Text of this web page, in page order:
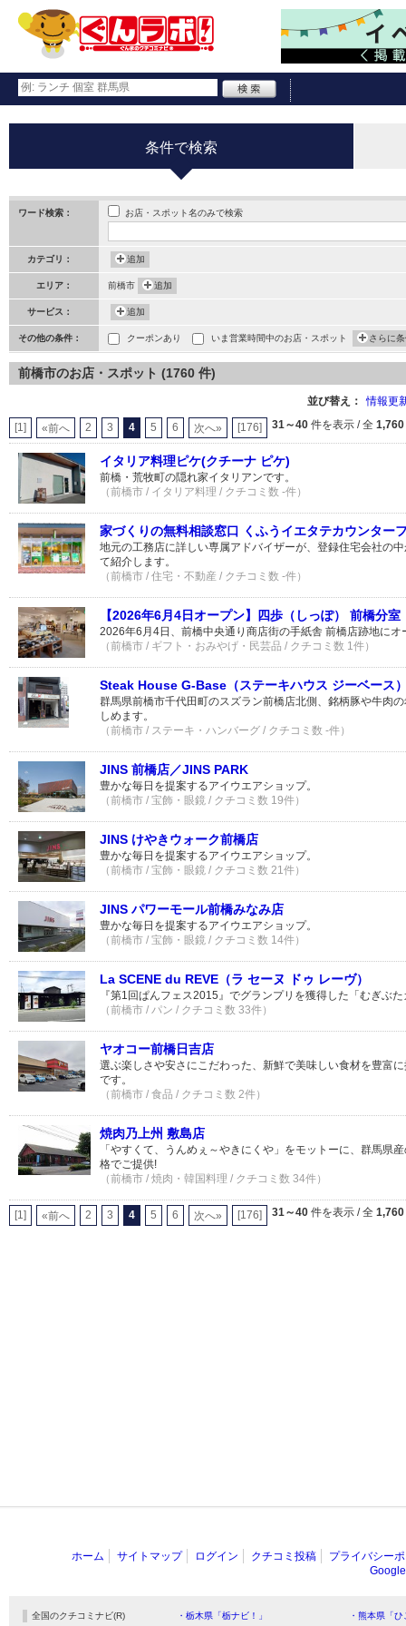
条件で検索
ワード検索： お店・スポット名のみで検索
カテゴリ： 追加
エリア： 前橋市 追加
サービス： 追加
その他の条件： クーポンあり いま営業時間中のお店・スポット さらに
前橋市のお店・スポット (1760 件)
並び替え： 情報更
[1] «前へ 2 3 4 5 6 次へ» [176] 31～40 件を表示 / 全 1,760
イタリア料理ピケ(クチーナ ピケ)
前橋・荒牧町の隠れ家イタリアンです。
（前橋市 / イタリア料理 / クチコミ数 -件）
家づくりの無料相談窓口 くふうイエタテカウンター
地元の工務店に詳しい専属アドバイザーが、登録住宅会社の
て紹介します。
（前橋市 / 住宅・不動産 / クチコミ数 -件）
【2026年6月4日オープン】四歩（しっぽ） 前橋分室
2026年6月4日、前橋中央通り商店街の手紙舎 前橋店跡地にオ
（前橋市 / ギフト・おみやげ・民芸品 / クチコミ数 1件）
Steak House G-Base（ステーキハウス ジーベース
群馬県前橋市千代田町のスズラン前橋店北側、銘柄豚や牛肉
しめます。
（前橋市 / ステーキ・ハンバーグ / クチコミ数 -件）
JINS 前橋店／JINS PARK
豊かな毎日を提案するアイウエアショップ。
（前橋市 / 宝飾・眼鏡 / クチコミ数 19件）
JINS けやきウォーク前橋店
豊かな毎日を提案するアイウエアショップ。
（前橋市 / 宝飾・眼鏡 / クチコミ数 21件）
JINS パワーモール前橋みなみ店
豊かな毎日を提案するアイウエアショップ。
（前橋市 / 宝飾・眼鏡 / クチコミ数 14件）
La SCENE du REVE（ラ セーヌ ドゥ レーヴ）
『第1回ぱんフェス2015』でグランプリを獲得した「むぎぶ
（前橋市 / パン / クチコミ数 33件）
ヤオコー前橋日吉店
選ぶ楽しさや安さにこだわった、新鮮で美味しい食材を豊富
です。
（前橋市 / 食品 / クチコミ数 2件）
焼肉乃上州 敷島店
「やすくて、うんめぇ～やきにくや」をモットーに、群馬県
格でご提供!
（前橋市 / 焼肉・韓国料理 / クチコミ数 34件）
[1] «前へ 2 3 4 5 6 次へ» [176] 31～40 件を表示 / 全 1,760
ホーム サイトマップ ログイン クチコミ投稿
プライバシー
全国のクチコミナビ(R) ・栃木県「栃ナビ！」 ・熊本県「